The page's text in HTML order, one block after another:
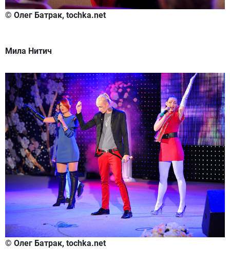
© Олег Батрак, tochka.net
Мила Нитич
© Олег Батрак, tochka.net